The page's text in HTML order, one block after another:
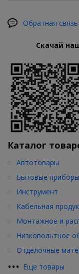
Обратная связь
Скачай
Каталог
••• Еще товары
Автотовары
Бытовые приборы
Инструмент
Кабельная
Монтажное и
Низковольтное
Отделочные